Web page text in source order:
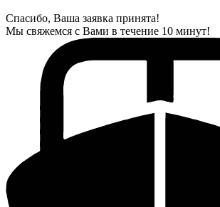
Спасибо, Ваша заявка принята!
Мы свяжемся с Вами в течение 10 минут!